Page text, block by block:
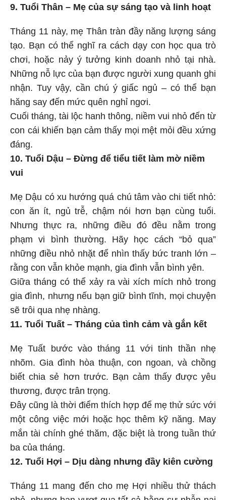
9. Tuổi Thân – Mẹ của sự sáng tạo và linh hoạt
Tháng 11 này, mẹ Thân tràn đầy năng lượng sáng
tạo. Bạn có thể nghĩ ra cách dạy con học qua trò
chơi, hoặc nảy ý tưởng kinh doanh nhỏ tại nhà.
Những nỗ lực của bạn được người xung quanh ghi
nhận. Tuy vậy, cần chú ý giấc ngủ – có thể bạn
hăng say đến mức quên nghỉ ngơi.
Cuối tháng, tài lộc hanh thông, niềm vui nhỏ đến từ
con cái khiến bạn cảm thấy mọi mệt mỏi đều xứng
đáng.
10. Tuổi Dậu – Đừng để tiểu tiết làm mờ niềm
vui
Mẹ Dậu có xu hướng quá chú tâm vào chi tiết nhỏ:
con ăn ít, ngủ trễ, chậm nói hơn bạn cùng tuổi.
Nhưng thực ra, những điều đó đều nằm trong
phạm vi bình thường. Hãy học cách “bỏ qua”
những điều nhỏ nhặt để nhìn thấy bức tranh lớn –
rằng con vẫn khỏe mạnh, gia đình vẫn bình yên.
Giữa tháng có thể xảy ra vài xích mích nhỏ trong
gia đình, nhưng nếu bạn giữ bình tĩnh, mọi chuyện
sẽ trôi qua nhẹ nhàng.
11. Tuổi Tuất – Tháng của tình cảm và gắn kết
Mẹ Tuất bước vào tháng 11 với tinh thần nhẹ
nhõm. Gia đình hòa thuận, con ngoan, và chồng
biết chia sẻ hơn trước. Bạn cảm thấy được yêu
thương, được trân trọng.
Đây cũng là thời điểm thích hợp để mẹ thử sức với
một công việc mới hoặc học thêm kỹ năng. May
mắn tài chính ghé thăm, đặc biệt là trong tuần thứ
ba của tháng.
12. Tuổi Hợi – Dịu dàng nhưng đầy kiên cường
Tháng 11 mang đến cho mẹ Hợi nhiều thử thách